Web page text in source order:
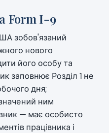
Form I-9
зобов'язаний
нового
його особу та
заповнює Розділ 1 не
дня;
ним
— має особисто
працівника і